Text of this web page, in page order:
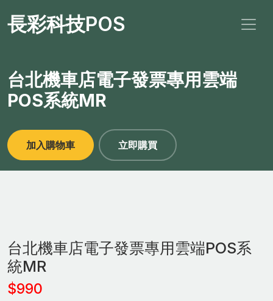
長彩科技POS
台北機車店電子發票專用雲端
POS系統MR
加入購物車 立即購買
台北機車店電子發票專用雲端POS系
統MR
$990